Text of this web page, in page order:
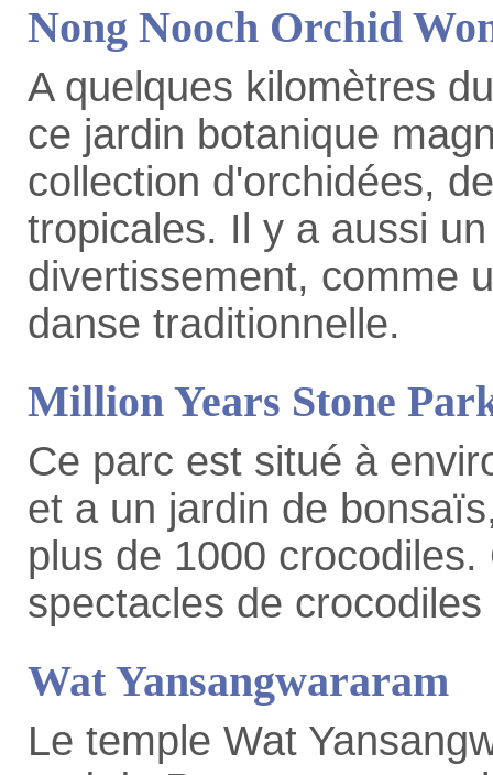
Nong Nooch Orchid
A quelques kilomètres
ce jardin botanique
collection d'orchidées,
tropicales. Il y a aussi
divertissement, comme
danse traditionnelle.
Million Years Stone
Ce parc est situé à
et a un jardin de
plus de 1000
spectacles de
Wat Yansangwararam
Le temple Wat